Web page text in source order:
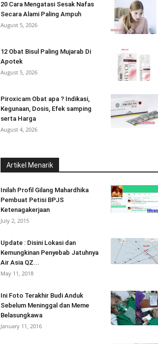
20 Cara Mengatasi Sesak Nafas
Secara Alami Paling Ampuh
August 5, 2026
12 Obat Bisul Paling Mujarab Di
Apotek
August 5, 2026
Piroxicam Obat apa ? Indikasi,
Kegunaan, Dosis, Efek samping
serta Harga
August 4, 2026
Artikel Menarik
Inilah Profil Gilang Mahardhika
Pembuat Petisi BPJS
Ketenagakerjaan
July 2, 2015
Update : Disini Lokasi dan
Kemungkinan Penyebab Jatuhnya
Air Asia QZ...
May 11, 2018
Ini Foto Terakhir Budi Anduk
Sebelum Meninggal dan Meme
Belasungkawa
January 11, 2016